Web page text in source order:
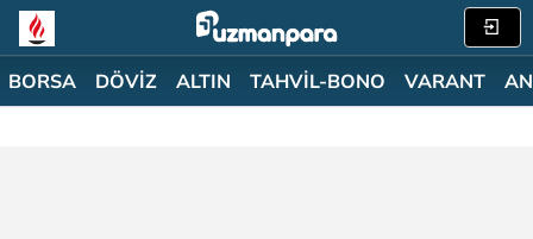
BORSA DÖVİZ ALTIN TAHVİL-BONO VARANT